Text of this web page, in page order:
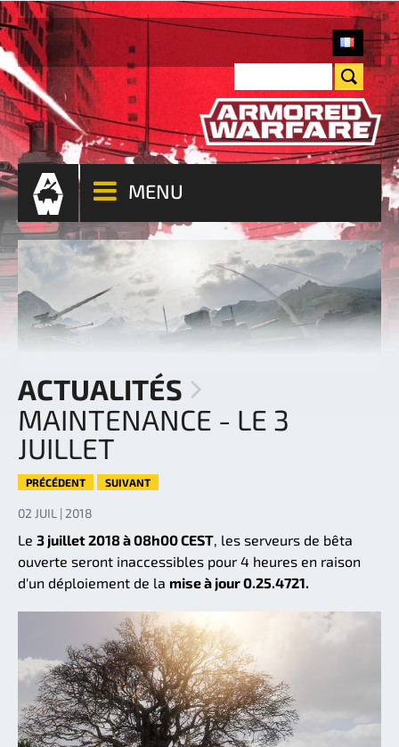
MENU
ACTUALITÉS
MAINTENANCE - LE 3
JUILLET
PRÉCÉDENT SUIVANT
02 JUIL | 2018
Le 3 juillet 2018 à 08h00 CEST, les serveurs de bêta
ouverte seront inaccessibles pour 4 heures en raison
d'un déploiement de la mise à jour 0.25.4721.